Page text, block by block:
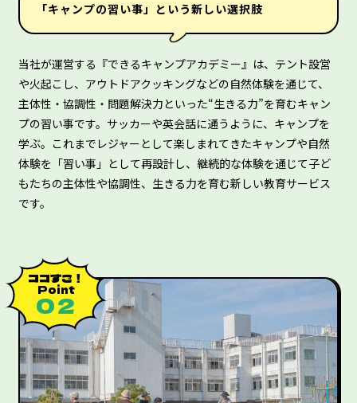
「キャンプの習い事」という新しい選択肢
当社が運営する『できるキャンプアカデミー』は、テント設営
や火起こし、アウトドアクッキングなどの自然体験を通じて、
主体性・協調性・問題解決力といった“生きる力”を育むキャン
プの習い事です。サッカーや英会話に通うように、キャンプを
学ぶ。これまでレジャーとして楽しまれてきたキャンプや自然
体験を「習い事」として再設計し、継続的な体験を通じて子ど
もたちの主体性や協調性、生きる力を育む新しい教育サービス
です。
ココすご！
Point
０２